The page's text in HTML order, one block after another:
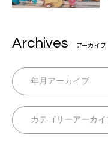
Archives アーカイブ